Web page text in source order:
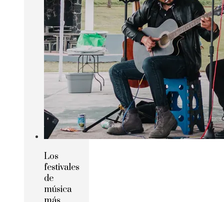
Los
festivales
de
música